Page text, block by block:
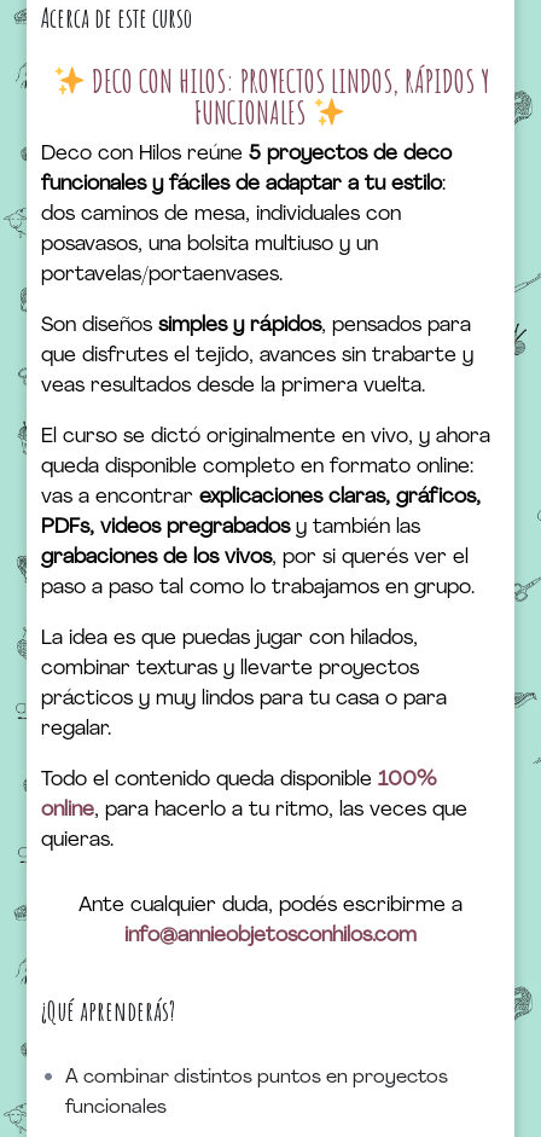
Acerca de este curso
DECO CON HILOS: PROYECTOS LINDOS, RÁPIDOS Y
FUNCIONALES
Deco con Hilos reúne5 proyectos de deco
funcionales y fáciles de adaptar a tu estilo:
dos caminos de mesa, individuales con
posavasos, una bolsita multiuso y un
portavelas/portaenvases.
Son diseñossimples y rápidos, pensados para
que disfrutes el tejido, avances sin trabarte y
veas resultados desde la primera vuelta.
El curso se dictó originalmente en vivo, y ahora
queda disponible completo en formato online:
vas a encontrarexplicaciones claras, gráficos,
PDFs, videos pregrabadosy también las
grabaciones de los vivos, por si querés ver el
paso a paso tal como lo trabajamos en grupo.
La idea es que puedas jugar con hilados,
combinar texturas y llevarte proyectos
prácticos y muy lindos para tu casa o para
regalar.
Todo el contenido queda disponible100%
online, para hacerlo a tu ritmo, las veces que
quieras.
Ante cualquier duda, podés escribirme a
info@annieobjetosconhilos.com
¿Qué aprenderás?
A combinar distintos puntos en proyectos
funcionales